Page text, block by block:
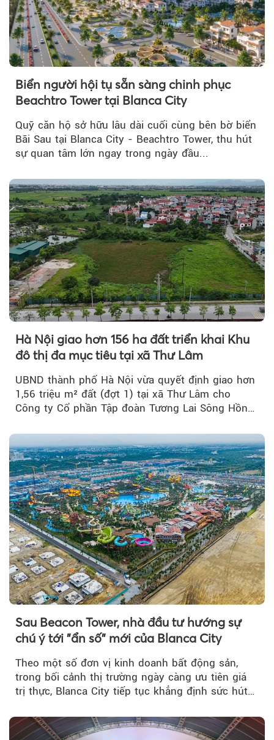
Biển người hội tụ sẵn sàng chinh phục
Beachtro Tower tại Blanca City
Quỹ căn hộ sở hữu lâu dài cuối cùng bên bờ biển
Bãi Sau tại Blanca City - Beachtro Tower, thu hút
sự quan tâm lớn ngay trong ngày đầu...
Hà Nội giao hơn 156 ha đất triển khai Khu
đô thị đa mục tiêu tại xã Thư Lâm
UBND thành phố Hà Nội vừa quyết định giao hơn
1,56 triệu m² đất (đợt 1) tại xã Thư Lâm cho
Công ty Cổ phần Tập đoàn Tương Lai Sông Hồng
Sau Beacon Tower, nhà đầu tư hướng sự
chú ý tới "ẩn số" mới của Blanca City
Theo một số đơn vị kinh doanh bất động sản,
trong bối cảnh thị trường ngày càng ưu tiên giá
trị thực, Blanca City tiếp tục khẳng định sức hút